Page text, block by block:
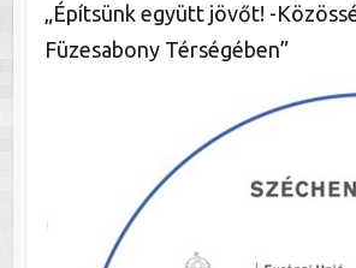
„Építsünk együtt jövőt! -
Füzesabony Térségében”